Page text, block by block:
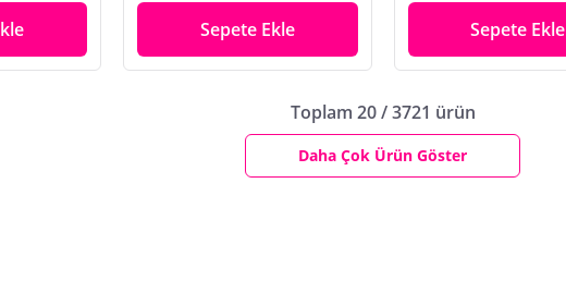
Sepete Ekle Sepete Ekle
Toplam 20 / 3721 ürün
Daha Çok Ürün Göster